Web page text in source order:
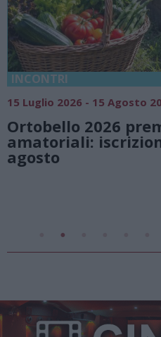
18 Luglio 2026 - 15 Agosto
Vivi l’estate a Villa
natura e
Lago di Lugano
Valsolda